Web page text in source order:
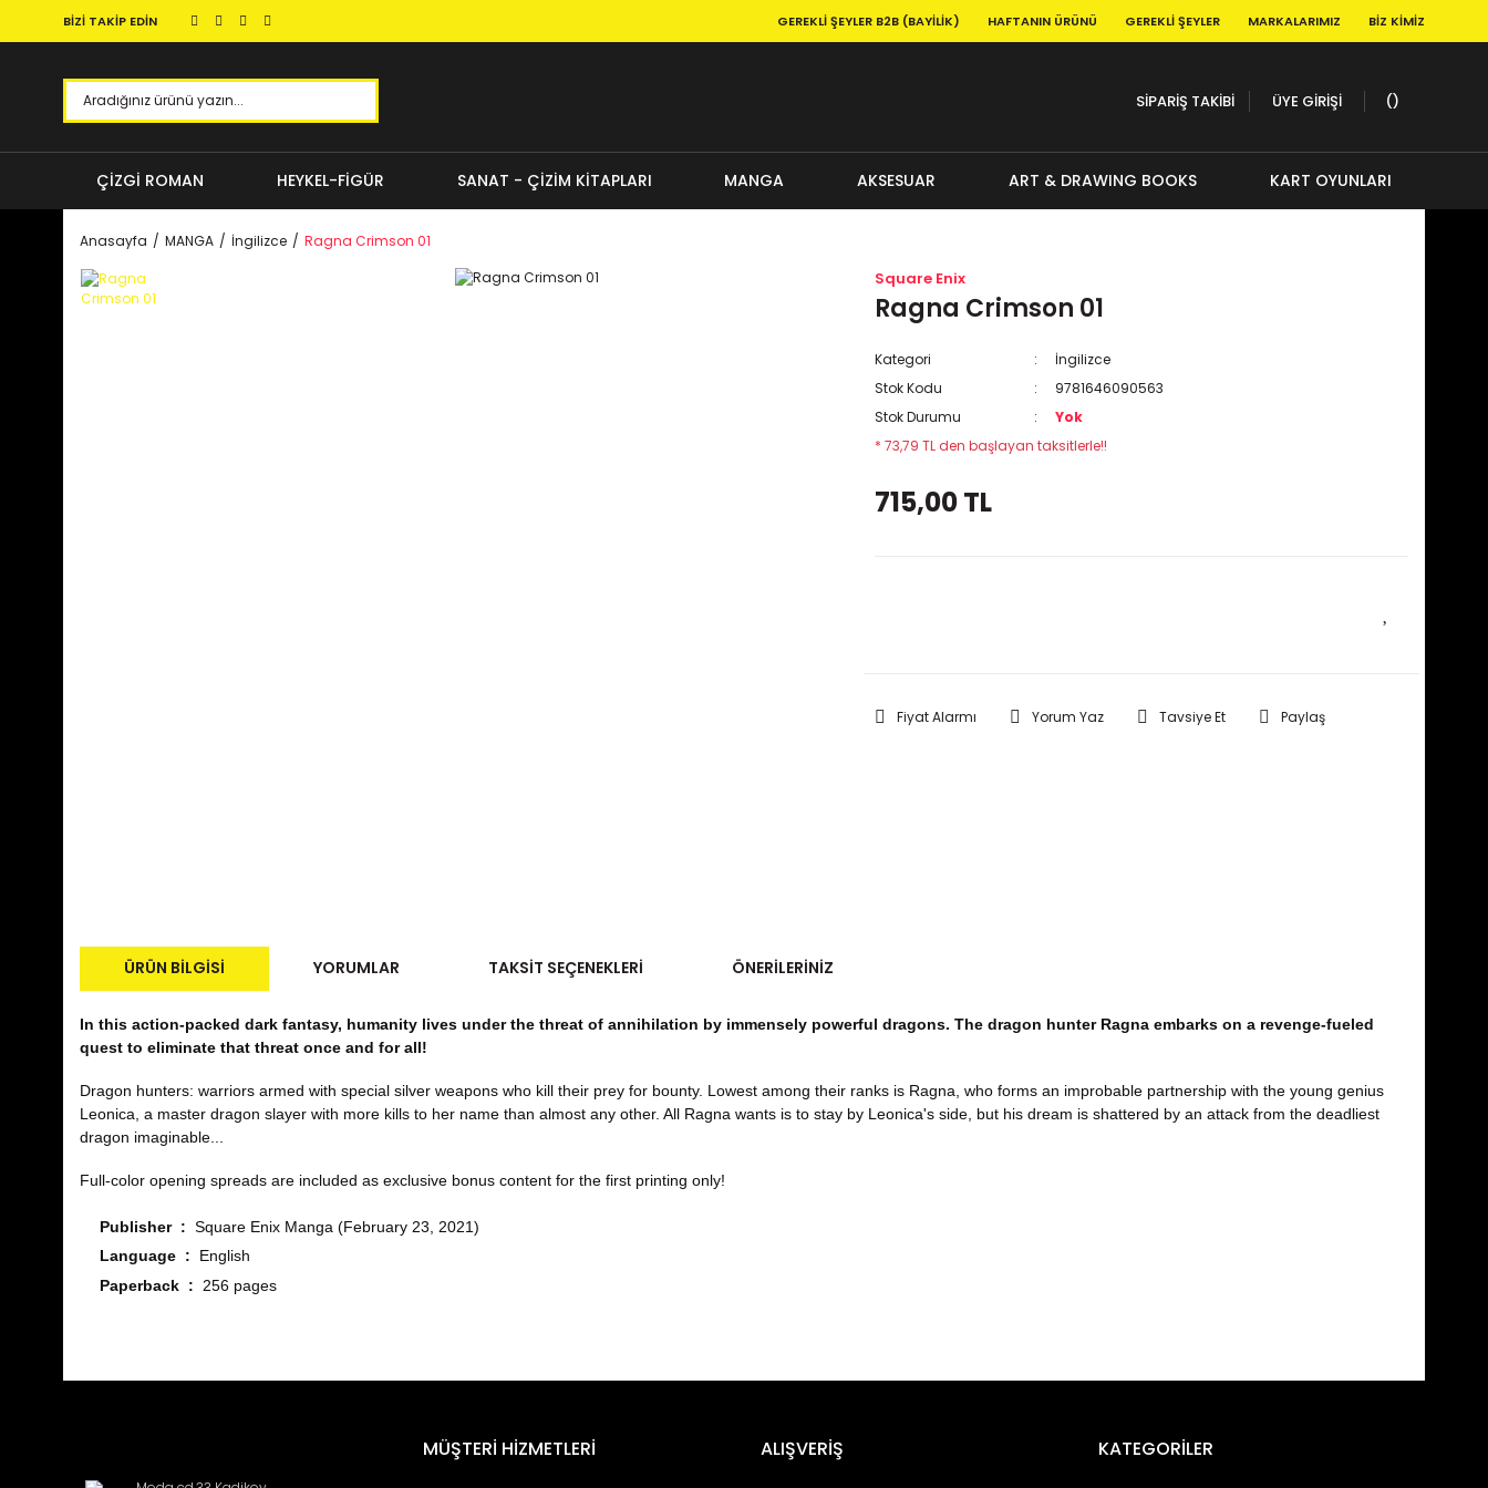
BİZİ TAKİP EDİN GEREKLI ŞEYLER B2B (BAYILIK) HAFTANIN ÜRÜNÜ GEREKLI ŞEYLER MARKALARIMIZ BIZ KIMIZ
SİPARİŞ TAKİBİ ÜYE GİRİŞİ
ÇİZGİ ROMAN HEYKEL-FİGÜR SANAT - ÇİZİM KİTAPLARI MANGA AKSESUAR ART & DRAWING BOOKS KART OYUNLARI
Anasayfa MANGA İngilizce Ragna Crimson 01
Square Enix
Ragna Crimson 01
Kategori
İngilizce
Stok Kodu
9781646090563
Stok Durumu
Yok
* 73,79 TL den başlayan taksitlerle!!
715,00 TL
Fiyat Alarmı Yorum Yaz Tavsiye Et Paylaş
ÜRÜN BILGISI YORUMLAR TAKSIT SEÇENEKLERI ÖNERILERINIZ
In this action-packed dark fantasy, humanity lives under the threat of annihilation by immensely powerful dragons. The dragon hunter Ragna embarks on a revenge-fueled
quest to eliminate that threat once and for all!
Dragon hunters: warriors armed with special silver weapons who kill their prey for bounty. Lowest among their ranks is Ragna, who forms an improbable partnership with the young genius
Leonica, a master dragon slayer with more kills to her name than almost any other. All Ragna wants is to stay by Leonica's side, but his dream is shattered by an attack from the deadliest
dragon imaginable...
Full-color opening spreads are included as exclusive bonus content for the first printing only!
Publisher ‏ : ‎ Square Enix Manga (February 23, 2021)
Language ‏ : ‎ English
Paperback ‏ : ‎ 256 pages
lütfen bu manganın türkçesini ne zaman yayınlarsınız gerçekten çok güzel bi seri ve türkçe çeviri bir şekilde satılmaması çok yazık
Görüş ve önerileriniz için teşekkür ederiz.
Ürün resmi kalitesiz, bozuk veya görüntülenemiyor.
MÜŞTERİ HİZMETLERİ ALIŞVERİŞ KATEGORİLER